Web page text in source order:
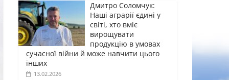
Дмитро Соломчук:
Наші аграрії єдині у
світі, хто вміє
вирощувати
продукцію в умовах
сучасної війни й може навчити цього
інших
13.02.2026